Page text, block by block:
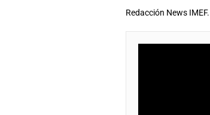
Redacción News IMEF.